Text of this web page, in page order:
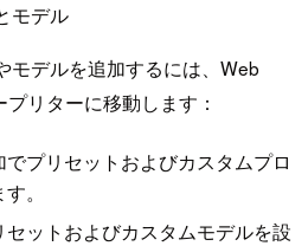
モデル
モデルを追加するには、Web
リターに移動します：
プリセットおよびカスタムプロ
。
ットおよびカスタムモデルを設